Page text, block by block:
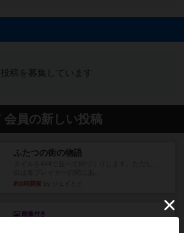
投稿を募集しています
会員の新しい投稿
ふたつの街の物語
約3時間前
画像付き